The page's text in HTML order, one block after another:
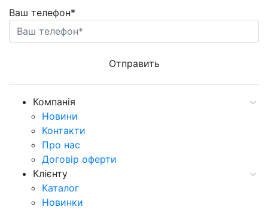
Ваш телефон*
Компанія
Новини
Контакти
Про нас
Договір оферти
Клієнту
Каталог
Новинки